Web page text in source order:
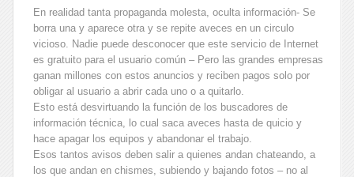
En realidad tanta propaganda molesta, oculta información- Se
borra una y aparece otra y se repite aveces en un circulo
vicioso. Nadie puede desconocer que este servicio de Internet
es gratuito para el usuario común – Pero las grandes empresas
ganan millones con estos anuncios y reciben pagos solo por
obligar al usuario a abrir cada uno o a quitarlo.
Esto está desvirtuando la función de los buscadores de
información técnica, lo cual saca aveces hasta de quicio y
hace apagar los equipos y abandonar el trabajo.
Esos tantos avisos deben salir a quienes andan chateando, a
los que andan en chismes, subiendo y bajando fotos – no al